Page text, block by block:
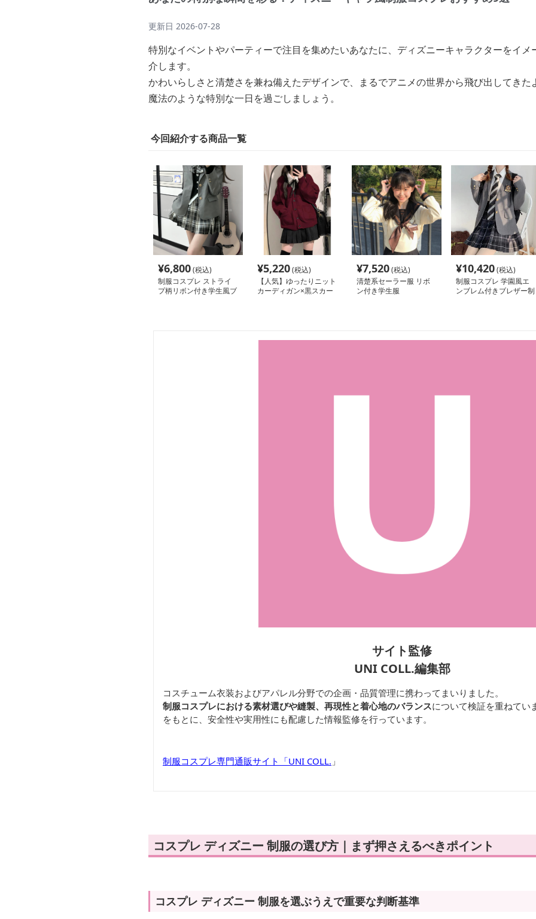
更新日 2026-07-28
特別なイベントやパーティーで注目を集めたいあなたに、ディズニーキャラクターをイメ
介します。
かわいらしさと清楚さを兼ね備えたデザインで、まるでアニメの世界から飛び出してきた
魔法のような特別な一日を過ごしましょう。
今回紹介する商品一覧
¥6,800(税込)
制服コスプレ ストライ
プ柄リボン付き学生風ブ
¥5,220(税込)
【人気】ゆったりニット
カーディガン×黒スカー
¥7,520(税込)
清楚系セーラー服 リボ
ン付き学生服
¥10,420(税込)
制服コスプレ 学園風エ
ンブレム付きブレザー制
サイト監修
UNI COLL.編集部
コスチューム衣装およびアパレル分野での企画・品質管理に携わってまいりました。
制服コスプレにおける素材選びや縫製、再現性と着心地のバランスについて検証を重ねてい
をもとに、安全性や実用性にも配慮した情報監修を行っています。
制服コスプレ専門通販サイト「UNI COLL. 」
コスプレ ディズニー 制服の選び方｜まず押さえるべきポイント
コスプレ ディズニー 制服を選ぶうえで重要な判断基準